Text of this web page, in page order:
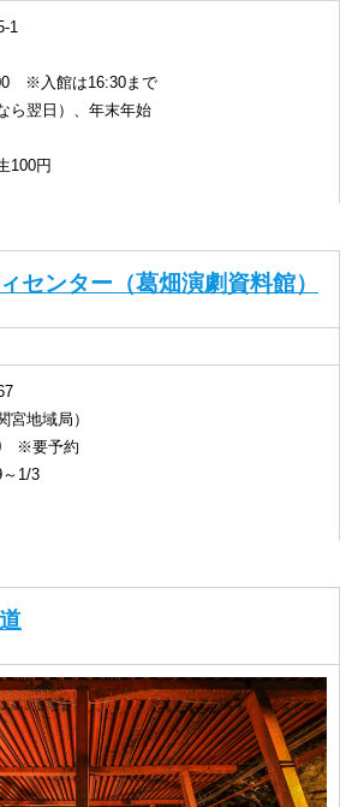
1
※入館は16:30まで
ら翌日）、年末年始
100円
センター（葛畑演劇資料館）
宮地域局）
※要予約
1/3